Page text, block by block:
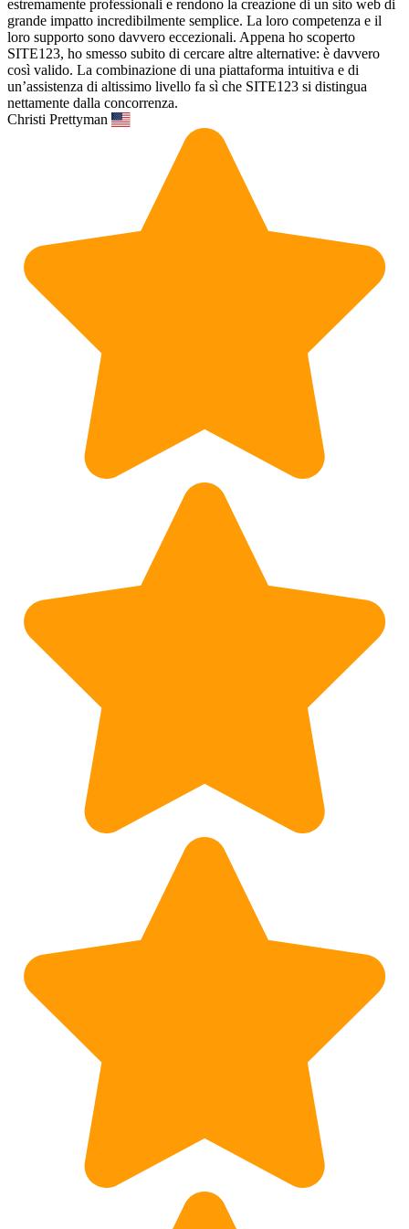
estremamente professionali e rendono la creazione di un sito web di
grande impatto incredibilmente semplice. La loro competenza e il
loro supporto sono davvero eccezionali. Appena ho scoperto
SITE123, ho smesso subito di cercare altre alternative: è davvero
così valido. La combinazione di una piattaforma intuitiva e di
un’assistenza di altissimo livello fa sì che SITE123 si distingua
nettamente dalla concorrenza.
Christi Prettyman